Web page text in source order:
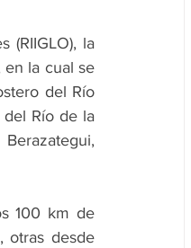
(RIIGLO), la
en la cual se
del Río
Río de la
100 km de
otras desde